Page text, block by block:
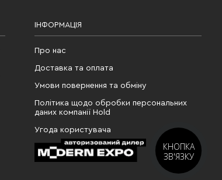
ІНФОРМАЦІЯ
Про нас
Доставка та оплата
Умови повернення та обміну
Політика щодо обробки персональних
даних компанії Hold
Угода користувача
КНОПКА
ЗВ'ЯЗКУ